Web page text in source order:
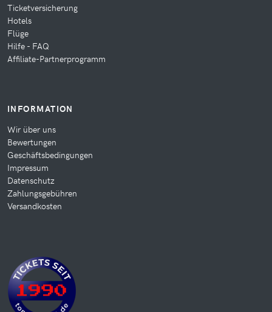
Ticketversicherung
Hotels
Flüge
Hilfe - FAQ
Affiliate-Partnerprogramm
INFORMATION
Wir über uns
Bewertungen
Geschäftsbedingungen
Impressum
Datenschutz
Zahlungsgebühren
Versandkosten